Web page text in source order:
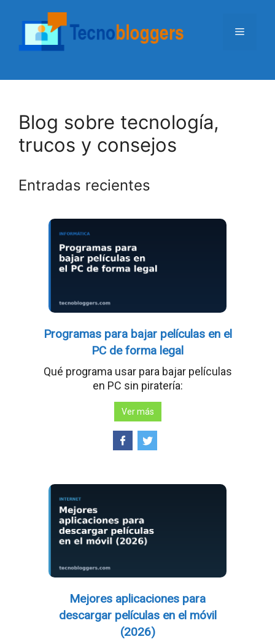
contenido
Menú
Blog sobre tecnología,
trucos y consejos
Entradas recientes
Programas para bajar películas en el
PC de forma legal
Qué programa usar para bajar películas
en PC sin piratería:
Ver más
Mejores aplicaciones para
descargar películas en el móvil
(2026)